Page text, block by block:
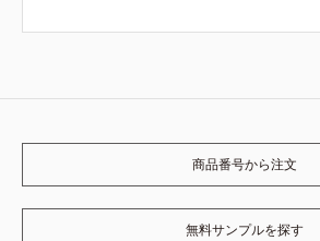
商品番号から注文
無料サンプルを探す